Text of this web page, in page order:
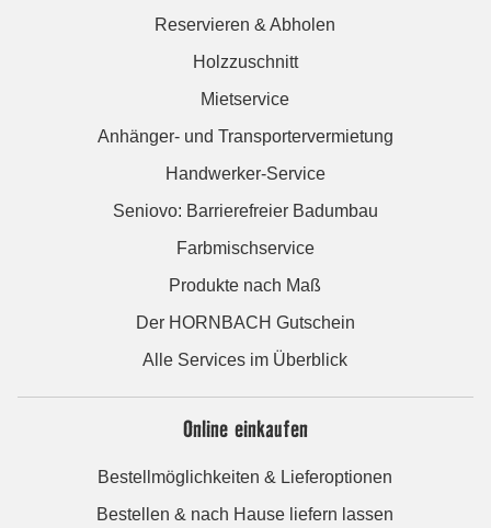
Reservieren & Abholen
Holzzuschnitt
Mietservice
Anhänger- und Transportervermietung
Handwerker-Service
Seniovo: Barrierefreier Badumbau
Farbmischservice
Produkte nach Maß
Der HORNBACH Gutschein
Alle Services im Überblick
Online einkaufen
Bestellmöglichkeiten & Lieferoptionen
Bestellen & nach Hause liefern lassen